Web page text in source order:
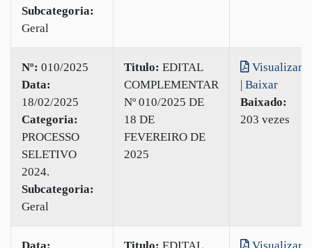
Subcategoria:
Geral
Nº: 010/2025
Data:
18/02/2025
Categoria:
PROCESSO
SELETIVO
2024.
Subcategoria:
Geral
Titulo: EDITAL
COMPLEMENTAR
Nº 010/2025 DE
18 DE
FEVEREIRO DE
2025
Visualizar
| Baixar
Baixado:
203 vezes